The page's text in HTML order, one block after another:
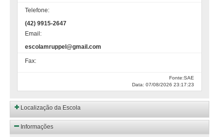
Telefone:
(42) 9915-2647
Email:
escolamruppel@gmail.com
Fax:
Fonte:SAE
Data: 07/08/2026 23:17:23
Localização da Escola
Informações